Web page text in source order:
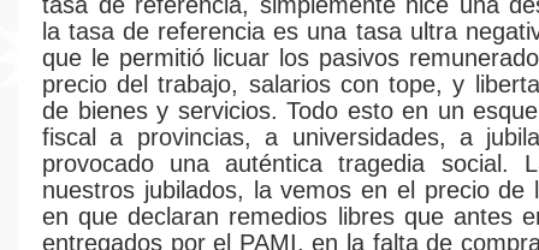
la tasa de referencia es una tasa ultra
que le permitió licuar los pasivos
precio del trabajo, salarios con tope, y
de bienes y servicios. Todo esto en un
fiscal a provincias, a universidades, a
provocado una auténtica tragedia social.
nuestros jubilados, la vemos en el precio de
en que declaran remedios libres que antes
entregados por el PAMI, en la falta de